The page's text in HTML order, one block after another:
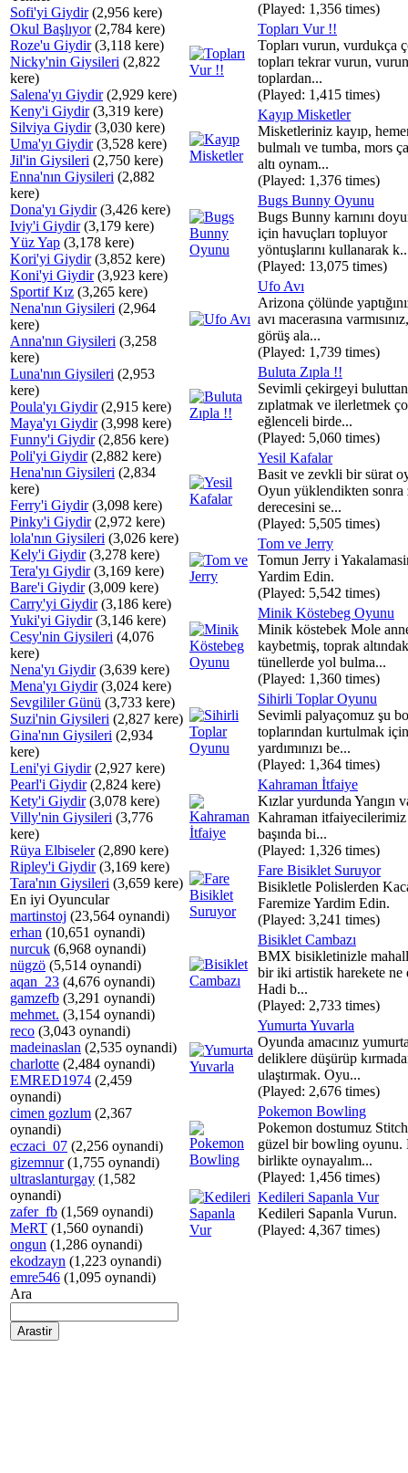
Sofi'yi Giydir(2,956 kere)
Okul Başlıyor(2,784 kere)
Roze'u Giydir(3,118 kere)
Nicky'nin Giysileri (2,822
kere)
Salena'yı Giydir(2,929 kere)
Keny'i Giydir(3,319 kere)
Silviya Giydir(3,030 kere)
Uma'yı Giydir(3,528 kere)
Jil'in Giysileri (2,750 kere)
Enna'nın Giysileri (2,882
kere)
Dona'yı Giydir(3,426 kere)
Iviy'i Giydir(3,179 kere)
Yüz Yap (3,178 kere)
Kori'yi Giydir(3,852 kere)
Koni'yi Giydir(3,923 kere)
Sportif Kız (3,265 kere)
Nena'nın Giysileri (2,964
kere)
Anna'nın Giysileri (3,258
kere)
Luna'nın Giysileri (2,953
kere)
Poula'yı Giydir(2,915 kere)
Maya'yı Giydir(3,998 kere)
Funny'i Giydir(2,856 kere)
Poli'yi Giydir(2,882 kere)
Hena'nın Giysileri (2,834
kere)
Ferry'i Giydir(3,098 kere)
Pinky'i Giydir(2,972 kere)
lola'nın Giysileri (3,026 kere)
Kely'i Giydir(3,278 kere)
Tera'yı Giydir(3,169 kere)
Bare'i Giydir(3,009 kere)
Carry'yi Giydir(3,186 kere)
Yuki'yi Giydir(3,146 kere)
Cesy'nin Giysileri (4,076
kere)
Nena'yı Giydir(3,639 kere)
Mena'yı Giydir(3,024 kere)
Sevgililer Günü (3,733 kere)
Suzi'nin Giysileri (2,827 kere)
Gina'nın Giysileri (2,934
kere)
Leni'yi Giydir(2,927 kere)
Pearl'i Giydir(2,824 kere)
Kety'i Giydir(3,078 kere)
Villy'nin Giysileri (3,776
kere)
Rüya Elbiseler(2,890 kere)
Ripley'i Giydir(3,169 kere)
Tara'nın Giysileri (3,659 kere)
En iyi Oyuncular
martinstoj (23,564 oynandi)
erhan (10,651 oynandi)
nurcuk (6,968 oynandi)
nügzö (5,514 oynandi)
aqan_23 (4,676 oynandi)
gamzefb (3,291 oynandi)
mehmet. (3,154 oynandi)
reco (3,043 oynandi)
madeinaslan (2,535 oynandi)
charlotte (2,484 oynandi)
EMRED1974 (2,459
oynandi)
cimen gozlum (2,367
oynandi)
eczaci_07 (2,256 oynandi)
gizemnur(1,755 oynandi)
ultraslanturgay (1,582
oynandi)
zafer_fb (1,569 oynandi)
MeRT (1,560 oynandi)
ongun (1,286 oynandi)
ekodzayn (1,223 oynandi)
emre546 (1,095 oynandi)
Ara
(Played: 1,356 times)
Topları Vur !!
Topları vurun, vurdukça
topları tekrar vurun,
toplardan...
(Played: 1,415 times)
Kayıp Misketler
Misketleriniz kayıp,
bulmalı ve tumba, mors
altı oynam...
(Played: 1,376 times)
Bugs Bunny Oyunu
Bugs Bunny karnını
için havuçları topluyor
yöntuşlarını kullanarak
(Played: 13,075 times)
Ufo Avı
Arizona çölünde
avı macerasına
görüş ala...
(Played: 1,739 times)
Buluta Zıpla !!
Sevimli çekirgeyi
zıplatmak ve ilerletmek
eğlenceli birde...
(Played: 5,060 times)
Yesil Kafalar
Basit ve zevkli bir sürat
Oyun yüklendikten sonra
derecesini se...
(Played: 5,505 times)
Tom ve Jerry
Tomun Jerry i
Yardim Edin.
(Played: 5,542 times)
Minik Köstebeg Oyunu
Minik köstebek Mole
kaybetmiş, toprak
tünellerde yol bulma...
(Played: 1,360 times)
Sihirli Toplar Oyunu
Sevimli palyaçomuz şu
toplarından kurtulmak
yardımınızı be...
(Played: 1,364 times)
Kahraman İtfaiye
Kızlar yurdunda Yangın
Kahraman
başında bi...
(Played: 1,326 times)
Fare Bisiklet Suruyor
Bisikletle Polislerden
Faremize Yardim Edin.
(Played: 3,241 times)
Bisiklet Cambazı
BMX bisikletinizle
bir iki artistik harekete ne
Hadi b...
(Played: 2,733 times)
Yumurta Yuvarla
Oyunda amacınız
deliklere düşürüp
ulaştırmak. Oyu...
(Played: 2,676 times)
Pokemon Bowling
Pokemon dostumuz
güzel bir bowling oyunu.
birlikte oynayalım...
(Played: 1,456 times)
Kedileri Sapanla Vur
Kedileri Sapanla Vurun.
(Played: 4,367 times)